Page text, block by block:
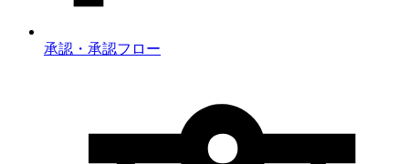
承認・承認フロー